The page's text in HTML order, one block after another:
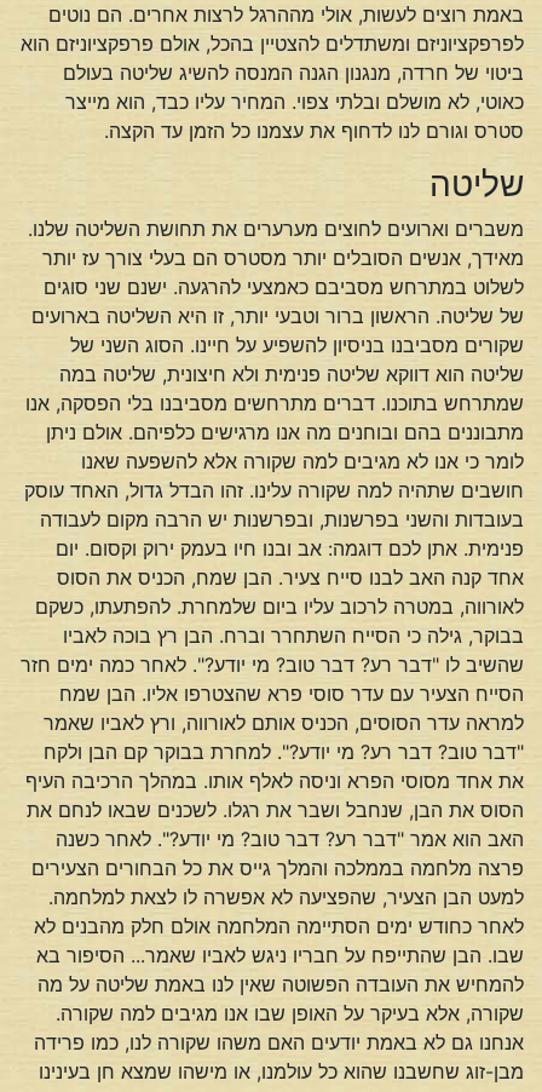
באמת רוצים לעשות, אולי מההרגל לרצות אחרים. הם נוטים
לפרפקציוניזם ומשתדלים להצטיין בהכל, אולם פרפקציוניזם הוא
ביטוי של חרדה, מנגנון הגנה המנסה להשיג שליטה בעולם
כאוטי, לא מושלם ובלתי צפוי. המחיר עליו כבד, הוא מייצר
סטרס וגורם לנו לדחוף את עצמנו כל הזמן עד הקצה.
שליטה
משברים וארועים לחוצים מערערים את תחושת השליטה שלנו.
מאידך, אנשים הסובלים יותר מסטרס הם בעלי צורך עז יותר
לשלוט במתרחש מסביבם כאמצעי להרגעה. ישנם שני סוגים
של שליטה. הראשון ברור וטבעי יותר, זו היא השליטה בארועים
שקורים מסביבנו בניסיון להשפיע על חיינו. הסוג השני של
שליטה הוא דווקא שליטה פנימית ולא חיצונית, שליטה במה
שמתרחש בתוכנו. דברים מתרחשים מסביבנו בלי הפסקה, אנו
מתבוננים בהם ובוחנים מה אנו מרגישים כלפיהם. אולם ניתן
לומר כי אנו לא מגיבים למה שקורה אלא להשפעה שאנו
חושבים שתהיה למה שקורה עלינו. זהו הבדל גדול, האחד עוסק
בעובדות והשני בפרשנות, ובפרשנות יש הרבה מקום לעבודה
פנימית. אתן לכם דוגמה: אב ובנו חיו בעמק ירוק וקסום. יום
אחד קנה האב לבנו סייח צעיר. הבן שמח, הכניס את הסוס
לאורווה, במטרה לרכוב עליו ביום שלמחרת. להפתעתו, כשקם
בבוקר, גילה כי הסייח השתחרר וברח. הבן רץ בוכה לאביו
שהשיב לו "דבר רע? דבר טוב? מי יודע?". לאחר כמה ימים חזר
הסייח הצעיר עם עדר סוסי פרא שהצטרפו אליו. הבן שמח
למראה עדר הסוסים, הכניס אותם לאורווה, ורץ לאביו שאמר
"דבר טוב? דבר רע? מי יודע?". למחרת בבוקר קם הבן ולקח
את אחד מסוסי הפרא וניסה לאלף אותו. במהלך הרכיבה העיף
הסוס את הבן, שנחבל ושבר את רגלו. לשכנים שבאו לנחם את
האב הוא אמר "דבר רע? דבר טוב? מי יודע?". לאחר כשנה
פרצה מלחמה בממלכה והמלך גייס את כל הבחורים הצעירים
למעט הבן הצעיר, שהפציעה לא אפשרה לו לצאת למלחמה.
לאחר כחודש ימים הסתיימה המלחמה אולם חלק מהבנים לא
שבו. הבן שהתייפח על חבריו ניגש לאביו שאמר... הסיפור בא
להמחיש את העובדה הפשוטה שאין לנו באמת שליטה על מה
שקורה, אלא בעיקר על האופן שבו אנו מגיבים למה שקורה.
אנחנו גם לא באמת יודעים האם משהו שקורה לנו, כמו פרידה
מבן-זוג שחשבנו שהוא כל עולמנו, או מישהו שמצא חן בעינינו